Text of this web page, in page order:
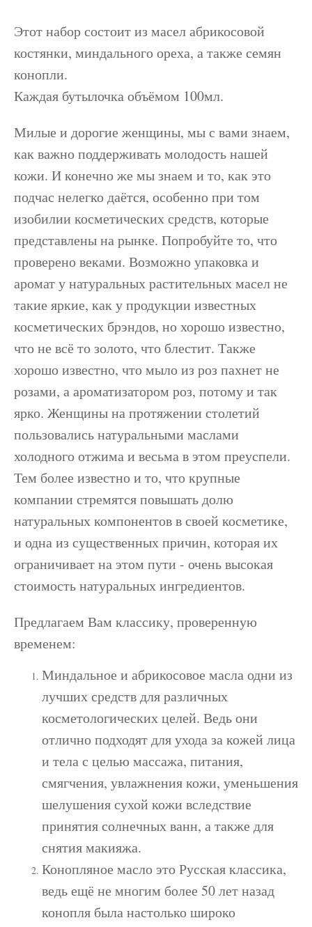
Этот набор состоит из масел абрикосовой
костянки, миндального ореха, а также семян
конопли.
Каждая бутылочка объёмом 100мл.
Милые и дорогие женщины, мы с вами знаем,
как важно поддерживать молодость нашей
кожи. И конечно же мы знаем и то, как это
подчас нелегко даётся, особенно при том
изобилии косметических средств, которые
представлены на рынке. Попробуйте то, что
проверено веками. Возможно упаковка и
аромат у натуральных растительных масел не
такие яркие, как у продукции известных
косметических брэндов, но хорошо известно,
что не всё то золото, что блестит. Также
хорошо известно, что мыло из роз пахнет не
розами, а ароматизатором роз, потому и так
ярко. Женщины на протяжении столетий
пользовались натуральными маслами
холодного отжима и весьма в этом преуспели.
Тем более известно и то, что крупные
компании стремятся повышать долю
натуральных компонентов в своей косметике,
и одна из существенных причин, которая их
ограничивает на этом пути - очень высокая
стоимость натуральных ингредиентов.
Предлагаем Вам классику, проверенную
временем:
Миндальное и абрикосовое масла одни из
лучших средств для различных
косметологических целей. Ведь они
отлично подходят для ухода за кожей лица
и тела с целью массажа, питания,
смягчения, увлажнения кожи, уменьшения
шелушения сухой кожи вследствие
принятия солнечных ванн, а также для
снятия макияжа.
Конопляное масло это Русская классика,
ведь ещё не многим более 50 лет назад
конопля была настолько широко